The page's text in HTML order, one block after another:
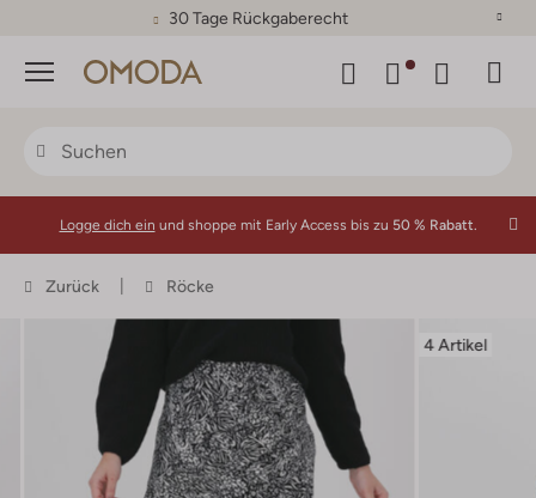
30 Tage Rückgaberecht
Menü
Logge dich ein und shoppe mit Early Access bis zu 50 % Rabatt.
Zurück Röcke
4 Artikel